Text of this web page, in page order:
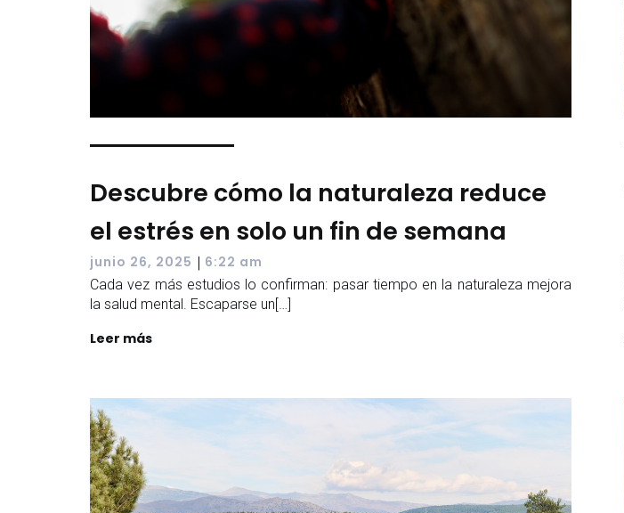
Descubre cómo la naturaleza reduce
el estrés en solo un fin de semana
junio 26, 2025 | 6:22 am
Cada vez más estudios lo confirman: pasar tiempo en la naturaleza mejora
la salud mental. Escaparse un[…]
Leer más